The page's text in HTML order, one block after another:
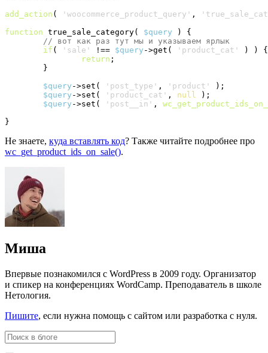
add_action ( 'woocommerce_product_query' ,
function true_sale_category( $query )
{
// вот как раз тут мы и указываем ярлык
if ( 'sale' !== $query ->get ( 'product_cat' ) )
{
return ;
}
$query ->set ( 'post_type' , 'product' ) ;
$query ->set ( 'product_cat' , null ) ;
$query ->set ( 'post__in' ,
}
Не знаете, куда вставлять код? Также читайте подробнее про
wc_get_product_ids_on_sale().
Миша
Впервые познакомился с WordPress в 2009 году. Организатор
и спикер на конференциях WordCamp. Преподаватель в школе
Нетология.
Пишите, если нужна помощь с сайтом или разработка с нуля.